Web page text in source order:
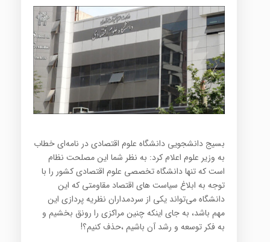
بسیج دانشجویی دانشگاه علوم اقتصادی در نامه‌ای خطاب
به وزیر علوم اعلام کرد: به نظر شما این مصلحت نظام
است که تنها دانشگاه تخصصی علوم اقتصادی کشور را با
توجه به ابلاغ سیاست های اقتصاد مقاومتی که این
دانشگاه می‌تواند یکی از سردمداران نظریه پردازی این
مهم باشد، به جای اینکه چنین مراکزی را رونق بخشیم و
به فکر توسعه و رشد آن باشیم ،حذف کنیم؟!